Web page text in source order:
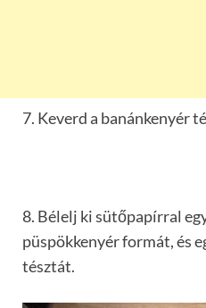
7. Keverd a banánkenyér
8. Bélelj ki sütőpapírral
püspökkenyér formát, és
tésztát.